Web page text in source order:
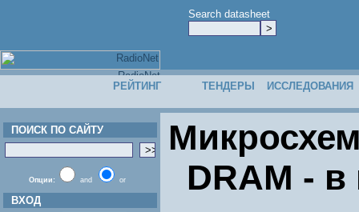
Search datasheet
РЕЙТИНГ ТЕНДЕРЫ ИССЛЕДОВАНИЯ
ПОИСК ПО САЙТУ
Опции: and or
ВХОД
DRAM -